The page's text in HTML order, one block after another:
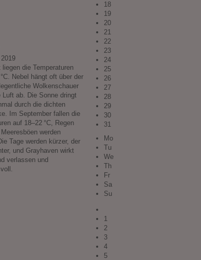
liegen die Temperaturen
Nebel hängt oft über der
Wolkenschauer
Luft ab. Die Sonne dringt
durch die dichten
Im September fallen die
auf 18–22 °C, Regen
werden
Tage werden kürzer, der
und Grayhaven wirkt
verlassen und
18
19
20
21
22
23
24
25
26
27
28
29
30
31
Mo
Tu
We
Th
Fr
Sa
Su
1
2
3
4
5